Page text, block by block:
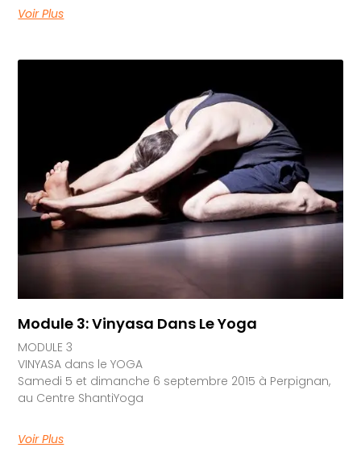
Voir Plus
Module 3: Vinyasa Dans Le Yoga
MODULE 3
VINYASA dans le YOGA
Samedi 5 et dimanche 6 septembre 2015 à Perpignan,
au Centre ShantiYoga
Voir Plus